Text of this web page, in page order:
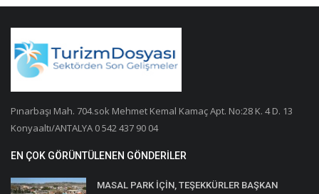
Pınarbaşı Mah. 704.sok Mehmet Kemal Kamaç Apt. No:28 K. 4 D. 13
Konyaaltı/ANTALYA 0 542 437 90 04
EN ÇOK GÖRÜNTÜLENEN GÖNDERILER
MASAL PARK İÇİN, TEŞEKKÜRLER BAŞKAN